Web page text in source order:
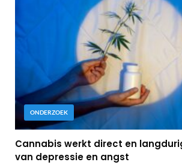
ONDERZOEK
Cannabis werkt direct en
van depressie en angst